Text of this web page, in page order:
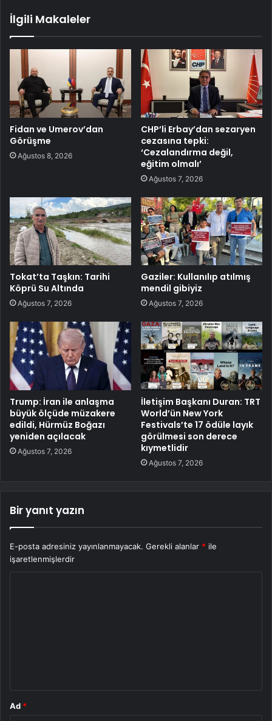
İlgili Makaleler
Fidan ve Umerov’dan
Görüşme
Ağustos 8, 2026
CHP’li Erbay’dan sezaryen
cezasına tepki:
‘Cezalandırma değil,
eğitim olmalı’
Ağustos 7, 2026
Tokat’ta Taşkın: Tarihi
Köprü Su Altında
Ağustos 7, 2026
Gaziler: Kullanılıp atılmış
mendil gibiyiz
Ağustos 7, 2026
Trump: İran ile anlaşma
büyük ölçüde müzakere
edildi, Hürmüz Boğazı
yeniden açılacak
Ağustos 7, 2026
İletişim Başkanı Duran: TRT
World’ün New York
Festivals’te 17 ödüle layık
görülmesi son derece
kıymetlidir
Ağustos 7, 2026
Bir yanıt yazın
E-posta adresiniz yayınlanmayacak. Gerekli alanlar * ile
işaretlenmişlerdir
Ad *